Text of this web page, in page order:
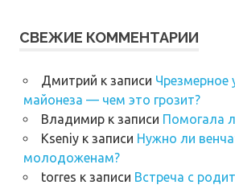
СВЕЖИЕ КОММЕНТАРИИ
Дмитрий к записи Чрезмерное
майонеза — чем это грозит?
Владимирк записи Помогала
Kseniyк записи Нужно ли
молодоженам?
torres к записи Встреча с